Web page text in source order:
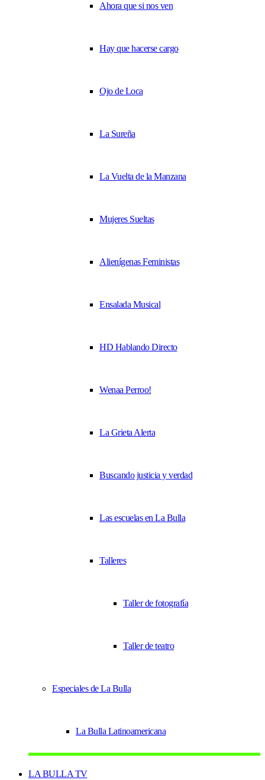
Ahora que si nos ven
Hay que hacerse cargo
Ojo de Loca
La Sureña
La Vuelta de la Manzana
Mujeres Sueltas
Alienígenas Feministas
Ensalada Musical
HD Hablando Directo
Wenaa Perroo!
La Grieta Alerta
Buscando justicia y verdad
Las escuelas en La Bulla
Talleres
Taller de fotografía
Taller de teatro
Especiales de La Bulla
La Bulla Latinoamericana
LA BULLA TV